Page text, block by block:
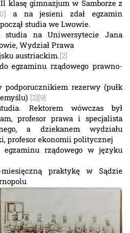
klasę gimnazjum w Samborze z
a na jesieni zdał egzamin
studia we Lwowie.
studia na Uniwersytecie Jana
Wydział Prawa
austriackim.[2]
egzaminu rządowego prawno-
podporucznikiem rezerwy (pułk
[2][9]
Rektorem wówczas był
profesor prawa i specjalista
a dziekanem wydziału
profesor ekonomii politycznej
rządowego w języku
praktykę w Sądzie